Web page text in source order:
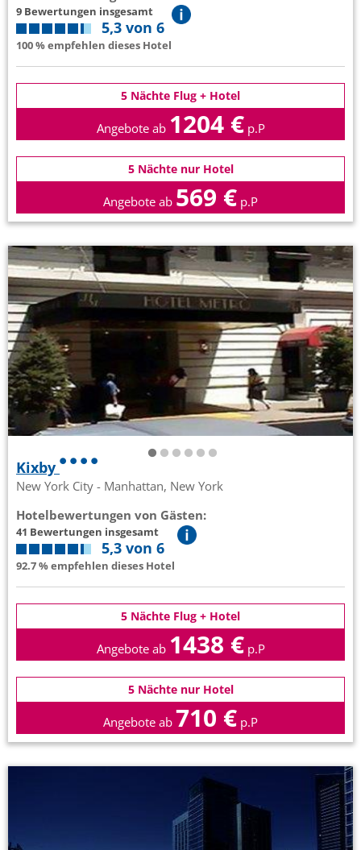
9 Bewertungen insgesamt
5,3 von 6
100 % empfehlen dieses Hotel
5 Nächte Flug + Hotel
Angebote ab 1204 € p.P
5 Nächte nur Hotel
Angebote ab 569 € p.P
Kixby
New York City - Manhattan, New York
Hotelbewertungen von Gästen:
41 Bewertungen insgesamt
5,3 von 6
92.7 % empfehlen dieses Hotel
5 Nächte Flug + Hotel
Angebote ab 1438 € p.P
5 Nächte nur Hotel
Angebote ab 710 € p.P